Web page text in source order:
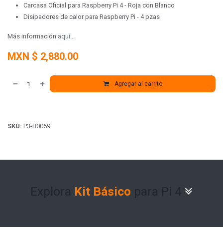
Carcasa Oficial para Raspberry Pi 4 - Roja con Blanco
Disipadores de calor para Raspberry Pi - 4 pzas
Más información aquí...
MXN $ 2,880.00
Agregar al carrito
SKU: P3-B0059
Explora Kit Básico para Pi 4